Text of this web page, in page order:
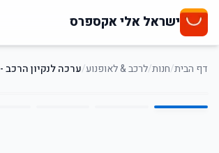
ישראל אלי אקספרס
דף הבית/חנות/לרכב & לאופנוע/ערכה לנקיון הרכב - 30 מ"ל
1
/
5